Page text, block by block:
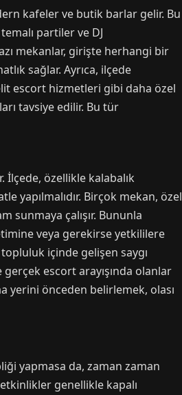
kafeler ve butik barlar gelir. Bu
partiler ve DJ
mekanlar, girişte herhangi bir
sağlar. Ayrıca, ilçede
escort hizmetleri gibi daha özel
tavsiye edilir. Bu tür
İlçede, özellikle kalabalık
yapılmalıdır. Birçok mekan, özel
çalışır. Bununla
veya gerekirse yetkililere
içinde gelişen saygı
escort arayışında olanlar
yerini önceden belirlemek, olası
yapmasa da, zaman zaman
genellikle kapalı